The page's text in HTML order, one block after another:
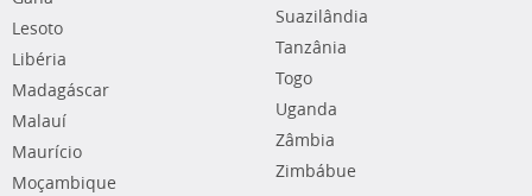
Lesoto
Libéria
Madagáscar
Malauí
Maurício
Moçambique
Suazilândia
Tanzânia
Togo
Uganda
Zâmbia
Zimbábue